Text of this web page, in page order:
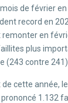
de février
record en
remonter en
plus
(243 contre 241).
de cette année,
prononcé 1.132